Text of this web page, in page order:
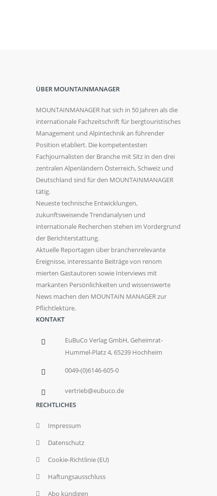
ÜBER MOUNTAINMANAGER
MOUNTAINMANAGER hat sich in 50 Jahren als die
internationale Fachzeitschrift für bergtouristisches
Management und Alpintechnik an führender
Position etabliert. Die kompetentesten
Fachjournalisten der Branche mit Sitz in den drei
zentralen Alpenländern Österreich, Schweiz und
Deutschland sind für den MOUNTAINMANAGER
tätig.
Neueste technische Entwicklungen,
zukunftsweisende Trendanalysen und
internationale Recherchen stehen im Vordergrund
der Berichterstattung.
Aktuelle Reportagen über branchenrelevante
Ereignisse, interessante Beiträge von renom
mierten Gastautoren sowie Interviews mit
markanten Persönlichkeiten und wissenswerte
News machen den MOUNTAIN MANAGER zur
Pflichtlektüre.
KONTAKT
EuBuCo Verlag GmbH, Geheimrat-
Hummel-Platz 4, 65239 Hochheim
0049-(0)6146-605-0
vertrieb@eubuco.de
RECHTLICHES
Impressum
Datenschutz
Cookie-Richtlinie (EU)
Haftungsausschluss
Abo kündigen